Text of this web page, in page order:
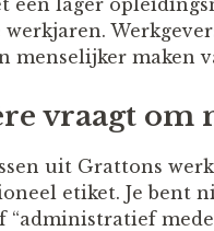
een lager
menselijker maken
vraagt
uit Grattons
etiket. Je bent
“administratief